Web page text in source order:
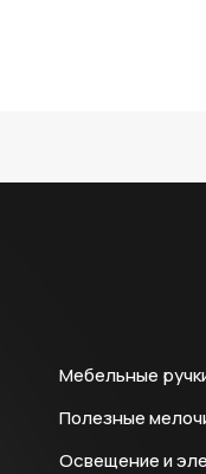
Мебельные
Полезные
Освещение и